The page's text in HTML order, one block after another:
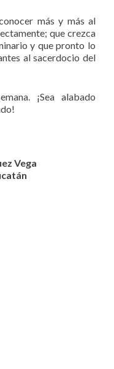
más y más al
que crezca
y que pronto lo
al sacerdocio del
¡Sea alabado
Vega